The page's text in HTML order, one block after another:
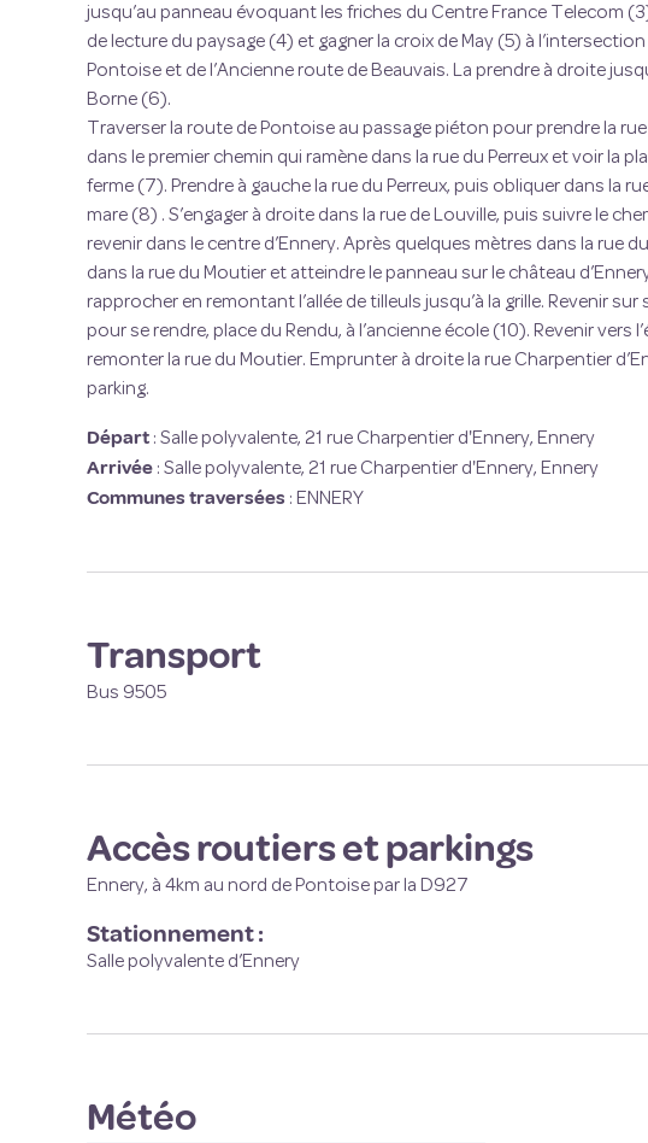
jusqu’au panneau évoquant les friches du Centre France Telecom
de lecture du paysage (4) et gagner la croix de May (5) à
Pontoise et de l’Ancienne route de Beauvais. La prendre à droite
Borne (6).
Traverser la route de Pontoise au passage piéton pour prendre la rue
dans le premier chemin qui ramène dans la rue du Perreux et voir la
ferme (7). Prendre à gauche la rue du Perreux, puis obliquer dans la
mare (8) . S’engager à droite dans la rue de Louville, puis suivre le
revenir dans le centre d’Ennery. Après quelques mètres dans la rue
dans la rue du Moutier et atteindre le panneau sur le château
rapprocher en remontant l’allée de tilleuls jusqu’à la grille. Revenir
pour se rendre, place du Rendu, à l’ancienne école (10). Revenir vers
remonter la rue du Moutier. Emprunter à droite la rue Charpentier
parking.
Départ : Salle polyvalente, 21 rue Charpentier d'Ennery, Ennery
Arrivée : Salle polyvalente, 21 rue Charpentier d'Ennery, Ennery
Communes traversées : ENNERY
Transport
Bus 9505
Accès routiers et parkings
Ennery, à 4km au nord de Pontoise par la D927
Stationnement :
Salle polyvalente d’Ennery
Météo